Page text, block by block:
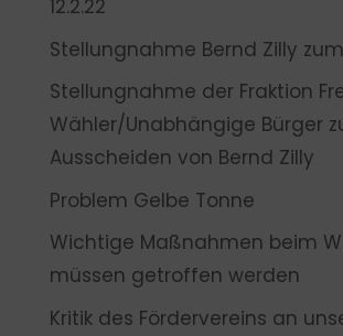
12.2.22
Stellungnahme Bernd Zilly
Stellungnahme der Fraktion
Wähler/Unabhängige Bürger
Ausscheiden von Bernd Zilly
Problem Gelbe Tonne
Wichtige Maßnahmen beim
müssen getroffen werden
Kritik des Fördervereins an